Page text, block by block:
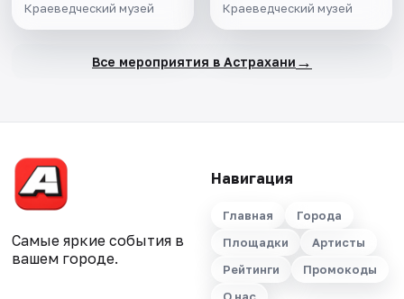
Краеведческий музей Краеведческий музей
Все мероприятия в Астрахани →
Самые яркие события в
вашем городе.
Навигация
Главная
Города
Площадки
Артисты
Рейтинги
Промокоды